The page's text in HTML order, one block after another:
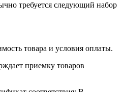
требуется следующий набор
товара и условия оплаты.
приемку товаров